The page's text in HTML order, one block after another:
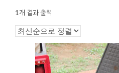
1개 결과 출력